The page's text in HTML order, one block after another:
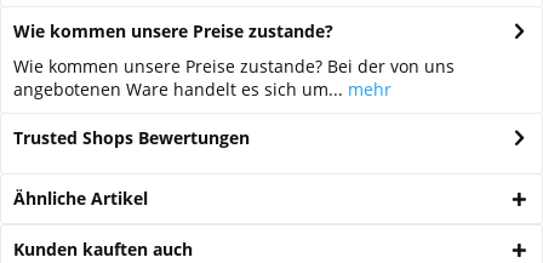
Wie kommen unsere Preise zustande?
Wie kommen unsere Preise zustande? Bei der von uns
angebotenen Ware handelt es sich um... mehr
Trusted Shops Bewertungen
Ähnliche Artikel
Kunden kauften auch